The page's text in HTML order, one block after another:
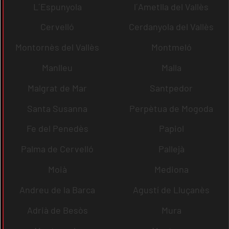
L´Espunyola
l´Ametlla del Vallès
Cervelló
Cerdanyola del Vallès
Montornès del Vallès
Montmeló
Manlleu
Malla
Malgrat de Mar
Santpedor
Santa Susanna
Perpètua de Mogoda
Fe del Penedès
Papiol
Palma de Cervelló
Pallejà
Moià
Mediona
Andreu de la Barca
Agustí de Lluçanès
Adrià de Besòs
Mura